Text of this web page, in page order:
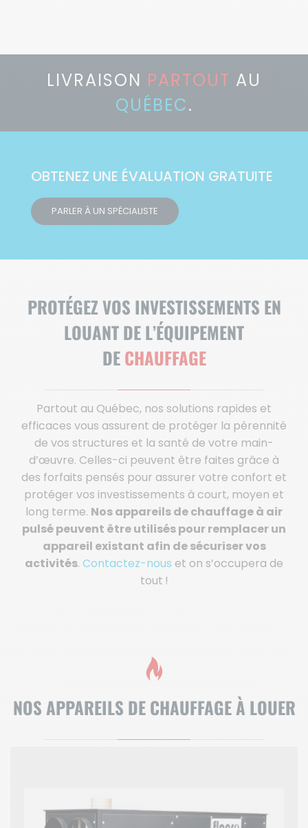
LIVRAISON PARTOUT AU
QUÉBEC.
OBTENEZ UNE ÉVALUATION GRATUITE
PARLER À UN SPÉCIALISTE
PROTÉGEZ VOS INVESTISSEMENTS EN
LOUANT DE L’ÉQUIPEMENT
DECHAUFFAGE
Partout au Québec, nos solutions rapides et
efficaces vous assurent de protéger la pérennité
de vos structures et la santé de votre main-
d’œuvre. Celles-ci peuvent être faites grâce à
des forfaits pensés pour assurer votre confort et
protéger vos investissements à court, moyen et
long terme. Nos appareils de chauffage à air
pulsé peuvent être utilisés pour remplacer un
appareil existant afin de sécuriser vos
activités. Contactez-nous et on s’occupera de
tout !
NOS APPAREILS DE CHAUFFAGE À LOUER